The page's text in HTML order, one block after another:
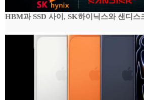
HBM과 SSD 사이, SK하이닉스와 샌디스